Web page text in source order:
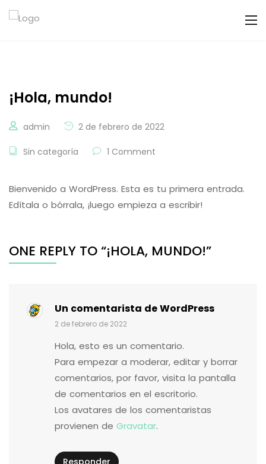
¡Hola, mundo!
admin 2 de febrero de 2022
Sin categoría 1 Comment
Bienvenido a WordPress. Esta es tu primera entrada.
Edítala o bórrala, ¡luego empieza a escribir!
ONE REPLY TO “¡HOLA, MUNDO!”
Un comentarista de WordPress
2 de febrero de 2022
Hola, esto es un comentario.
Para empezar a moderar, editar y borrar
comentarios, por favor, visita la pantalla
de comentarios en el escritorio.
Los avatares de los comentaristas
provienen de Gravatar.
Responder